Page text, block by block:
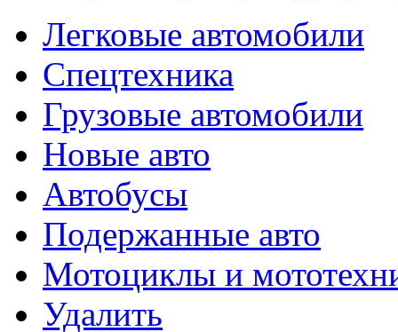
Легковые автомобили
Спецтехника
Грузовые автомобили
Новые авто
Автобусы
Подержанные авто
Мотоциклы и
Удалить